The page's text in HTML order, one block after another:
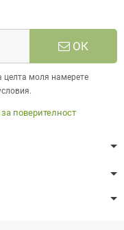
ОК
целта моля намерете
поверителност